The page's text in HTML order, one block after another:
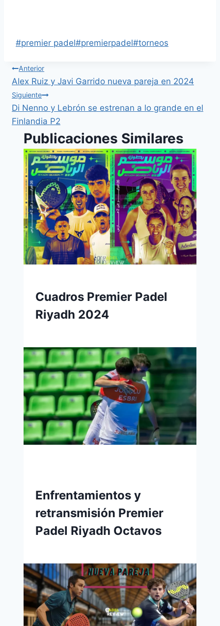
#premier padel#premierpadel#torneos
Anterior
Alex Ruiz y Javi Garrido nueva pareja en 2024
Siguiente
Di Nenno y Lebrón se estrenan a lo grande en el
Finlandia P2
Publicaciones Similares
Cuadros Premier Padel
Riyadh 2024
Enfrentamientos y
retransmisión Premier
Padel Riyadh Octavos